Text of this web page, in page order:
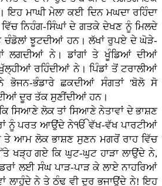
ਇਹ ਮਾਘੀ ਮੇਲਾ ਕਈ ਦਿਨ ਮਘਦਾ ਰਹਿੰਦਾ
ਨਿਹੰਗ-ਸਿੰਘਾਂ ਦੇ ਗਤਕੇ ਦੇਖਣ ਨੂੰ ਮਿਲਦੇ
ਝੂਟਦੀਆਂ ਹਨ। ਲੱਖਾਂ ਰੁਪਏ ਦੇ ਘੋੜੇ-
ਲਗਦੀਆਂ ਨੇ। ਡਾਂਗਾਂ ਤੇ ਖੂੰਡਿਆਂ ਦੀਆਂ
ਰਹਿੰਦੀਆਂ ਨੇ। ਪਿੰਡਾਂ ਤੋਂ ਟਰਾਲੀਆਂ
ਭੋਜਨ-ਭੰਡਾਰੇ ਛਕਦੀਆਂ ਸੰਗਤਾਂ 'ਬੋਲੋ ਸੋ
ਦੂਰ ਤੱਕ ਸੁਣੀਂਦੀਆਂ ਹਨ।
ਸਿਆਣੇ ਲੋਕ ਤਾਂ ਸਿਆਣੇ ਨੇਤਾਵਾਂ ਦੇ ਭਾਸ਼ਣ
ਨੂੰ ਪਰਤ ਆਉਂਦੇ ਨੇੴ ਵੱਖ-ਵੱਖ ਪਾਰਟੀਆਂ
ਆਮ ਲੋਕ ਭਾਸ਼ਣ ਸੁਣਨ ਮਗਰੋਂ ਰਾਹ ਵਿੱਚ
ਖੜ੍ਹ ਗਏ ਕਿ ਘੁਟ-ਘੁਟ ਹਾੜਾ ਲਾਉਂਦੇ ਨੇ,
ਲਈ ਸੰਘ ਪਾੜ-ਪਾੜ ਕੇ ਲਾਏ ਨਾਹਰਿਆਂ
ਲਾਹੁੰਦੇ ਨੇ ਤੇ ਠੰਢ ਵੀ ਦੂਰ ਭਜਾਉਂਦੇ ਨੇ! ਇਹ